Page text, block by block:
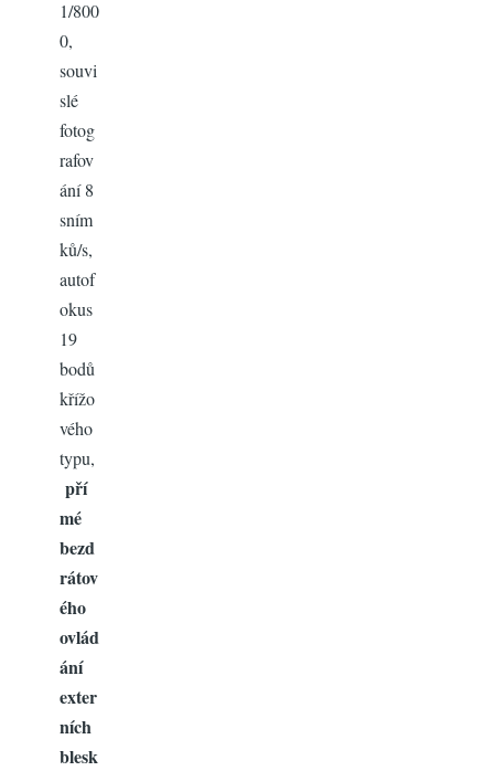
1/800
0,
souvi
slé
fotog
rafov
ání 8
sním
ků/s,
autof
okus
19
bodů
křížo
vého
typu,
pří
mé
bezd
rátov
ého
ovlád
ání
exter
ních
blesk